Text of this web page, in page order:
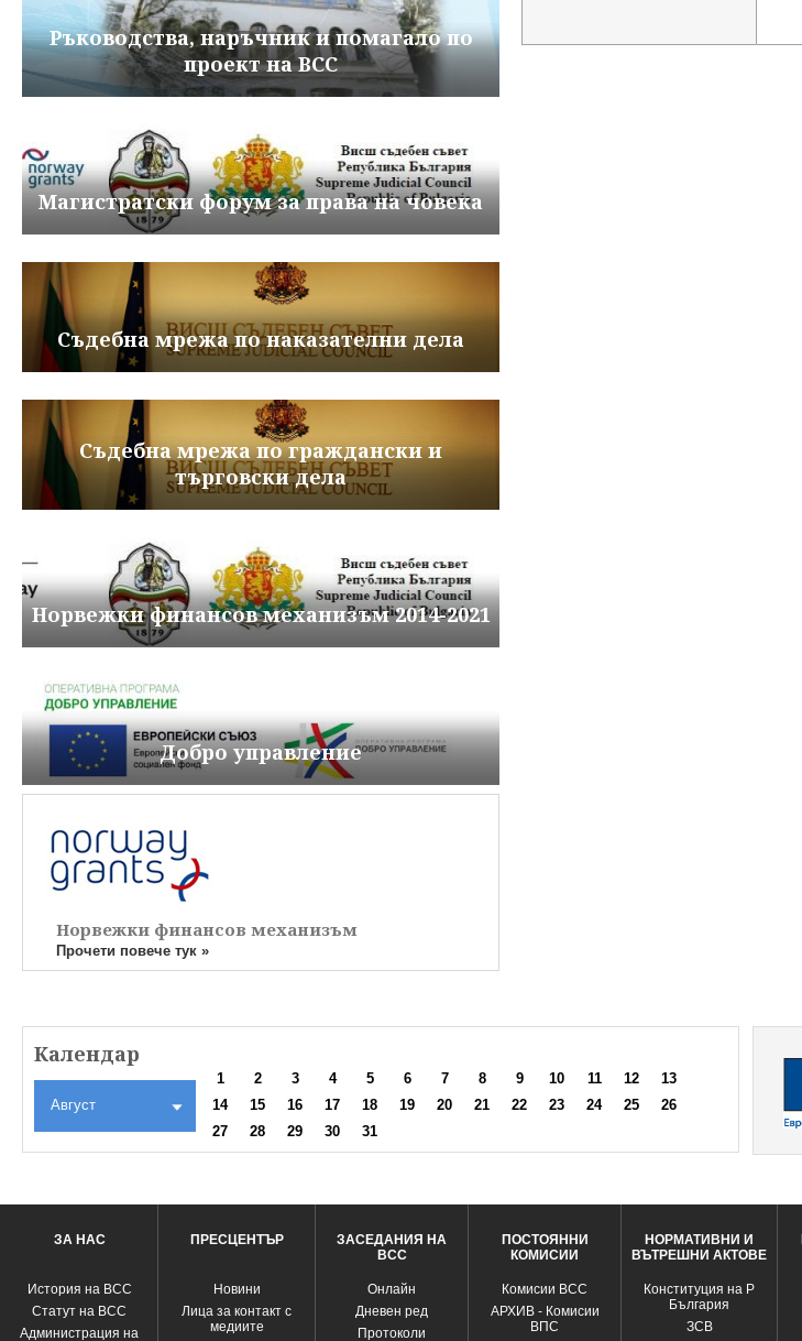
Ръководства, наръчник и помагало по
проект на ВСС
Магистратски форум за права на човека
Съдебна мрежа по наказателни дела
Съдебна мрежа по граждански и
търговски дела
Норвежки финансов механизъм 2014-2021
Добро управление
Норвежки финансов механизъм
Прочети повече тук »
Календар
Август
1 2 3 4 5 6 7 8 9 10 11 12
13
14
15 16 17 18 19 20 21 22 23 24 25
26
27
28 29 30 31
ЗА НАС
История на ВСС
Статут на ВСС
Администрация на
ПРЕСЦЕНТЪР
Новини
Лица за контакт с
медиите
ЗАСЕДАНИЯ НА
ВСС
Oнлайн
Дневен ред
Протоколи
ПОСТОЯННИ
КОМИСИИ
Комисии ВСС
АРХИВ - Комисии
ВПС
НОРМАТИВНИ И
ВЪТРЕШНИ АКТОВЕ
Конституция на Р
България
ЗСВ